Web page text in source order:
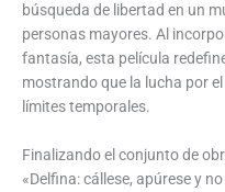
búsqueda de libertad en un
personas mayores. Al
fantasía, esta película
mostrando que la lucha por
límites temporales.
Finalizando el conjunto de
«Delfina: cállese, apúrese y